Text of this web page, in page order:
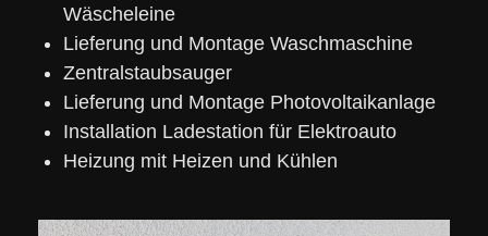
Wäscheleine
Lieferung und Montage Waschmaschine
Zentralstaubsauger
Lieferung und Montage Photovoltaikanlage
Installation Ladestation für Elektroauto
Heizung mit Heizen und Kühlen